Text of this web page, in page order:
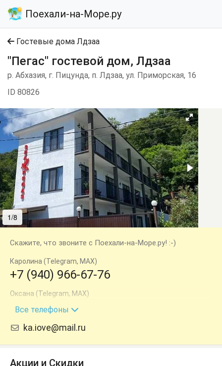
Поехали-на-Море.ру
Гостевые дома Лдзаа
"Пегас" гостевой дом, Лдзаа
р. Абхазия, г. Пицунда, п. Лдзаа, ул. Приморская, 16
ID 80826
1/8
Скажите, что звоните с Поехали-на-Море.ру! :-)
Каролина (Telegram, MAX)
+7 (940) 966-67-76
Оксана (Telegram, MAX)
+7 (940) 997-11-99
Все телефоны
ka.iove@mail.ru
Акции и Скидки